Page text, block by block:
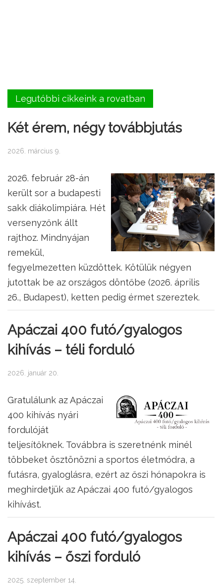
Legutóbbi cikkeink a rovatban
Két érem, négy továbbjutás
2026. március 9.
2026. február 28-án
került sor a budapesti
sakk diákolimpiára. Hét
versenyzőnk állt
rajthoz. Mindnyájan
remekül,
fegyelmezetten küzdöttek. Kötülük négyen
jutottak be az országos döntőbe (2026. április
26., Budapest), ketten pedig érmet szereztek.
Apáczai 400 futó/gyalogos
kihívás – téli forduló
2026. január 20.
Gratulálunk az Apáczai
400 kihívás nyári
fordulóját
teljesítőknek. Továbbra is szeretnénk minél
többeket ösztönözni a sportos életmódra, a
futásra, gyaloglásra, ezért az őszi hónapokra is
meghirdetjük az Apáczai 400 futó/gyalogos
kihívást.
Apáczai 400 futó/gyalogos
kihívás – őszi forduló
2025. szeptember 14.